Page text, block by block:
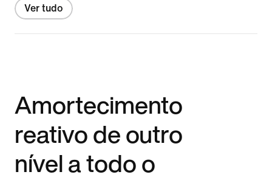
Ver tudo
Amortecimento
reativo de outro
nível a todo o